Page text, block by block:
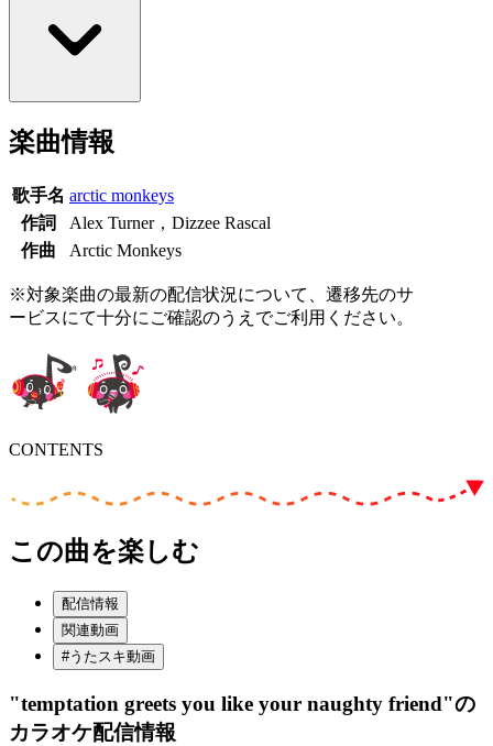
楽曲情報
歌手名 arctic monkeys
作詞
Alex Turner，Dizzee Rascal
作曲
Arctic Monkeys
※対象楽曲の最新の配信状況について、遷移先のサ
ービスにて十分にご確認のうえでご利用ください。
CONTENTS
この曲を楽しむ
配信情報
関連動画
#うたスキ動画
"temptation greets you like your naughty friend"の
カラオケ配信情報